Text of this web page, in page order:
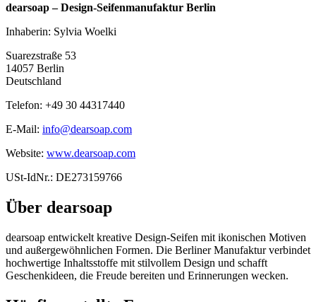
dearsoap – Design-Seifenmanufaktur Berlin
Inhaberin: Sylvia Woelki
Suarezstraße 53
14057 Berlin
Deutschland
Telefon: +49 30 44317440
E-Mail: info@dearsoap.com
Website: www.dearsoap.com
USt-IdNr.: DE273159766
Über dearsoap
dearsoap entwickelt kreative Design-Seifen mit ikonischen Motiven
und außergewöhnlichen Formen. Die Berliner Manufaktur verbindet
hochwertige Inhaltsstoffe mit stilvollem Design und schafft
Geschenkideen, die Freude bereiten und Erinnerungen wecken.